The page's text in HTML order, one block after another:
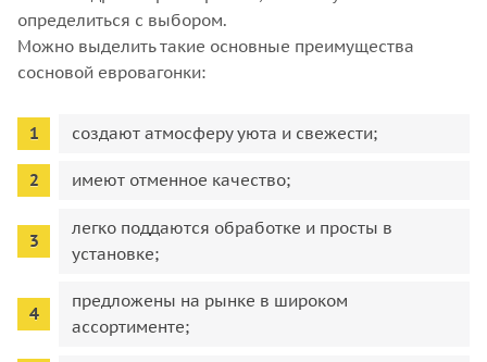
определиться с выбором.
Можно выделить такие основные преимущества
сосновой евровагонки:
создают атмосферу уюта и свежести;
имеют отменное качество;
легко поддаются обработке и просты в
установке;
предложены на рынке в широком
ассортименте;